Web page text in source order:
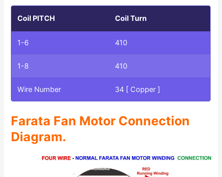
Coil PITCH Coil Turn
1-6 410
1-8 410
Wire Number 34 [ Copper ]
Farata Fan Motor Connection
Diagram.